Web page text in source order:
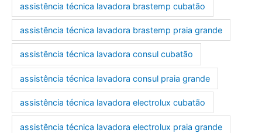
assistência técnica lavadora brastemp cubatão
assistência técnica lavadora brastemp praia grande
assistência técnica lavadora consul cubatão
assistência técnica lavadora consul praia grande
assistência técnica lavadora electrolux cubatão
assistência técnica lavadora electrolux praia grande